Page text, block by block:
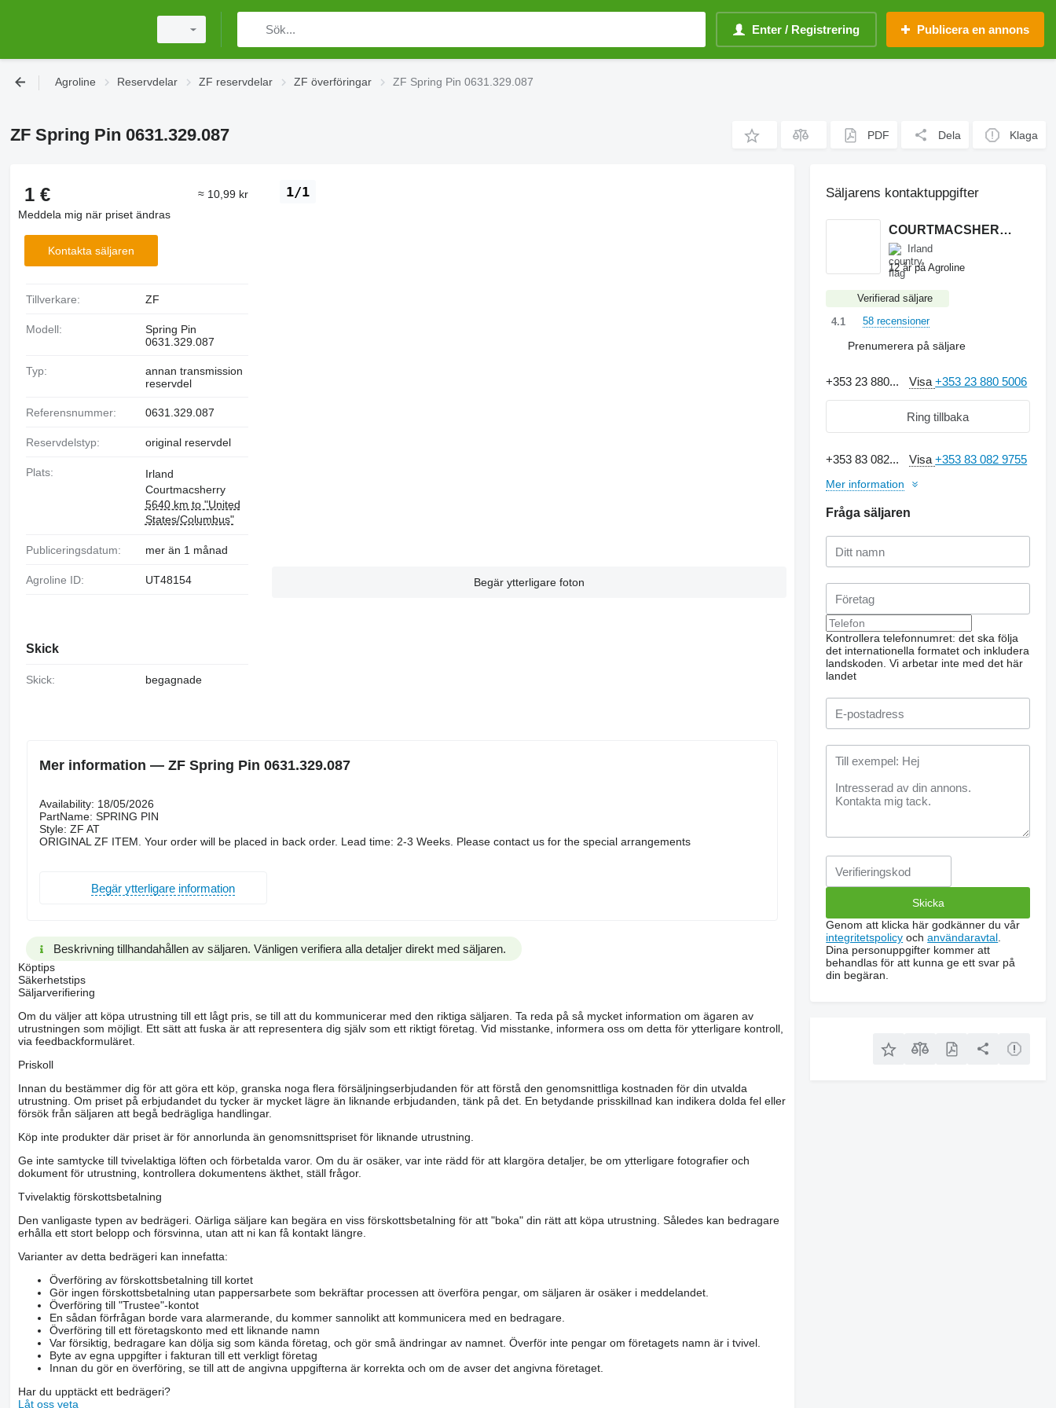
Enter / Registrering Publicera en annons
Agroline Reservdelar ZF reservdelar ZF överföringar ZF Spring Pin 0631.329.087
ZF Spring Pin 0631.329.087 PDF Dela Klaga
1/1
Begär ytterligare foton
1 €
≈ 10,99 kr
Meddela mig när priset ändras
Kontakta säljaren
Tillverkare: ZF
Modell:
Spring Pin
0631.329.087
Typ:
annan transmission
reservdel
Referensnummer: 0631.329.087
Reservdelstyp: original reservdel
Plats:
Irland
Courtmacsherry
5640 km to "United
States/Columbus"
Publiceringsdatum: mer än 1 månad
Agroline ID: UT48154
Skick
Skick: begagnade
Mer information — ZF Spring Pin 0631.329.087
Availability: 18/05/2026
PartName: SPRING PIN
Style: ZF AT
ORIGINAL ZF ITEM. Your order will be placed in back order. Lead time: 2-3 Weeks. Please contact us for the special arrangements
Begär ytterligare information
Beskrivning tillhandahållen av säljaren. Vänligen verifiera alla detaljer direkt med säljaren.
Köptips
Säkerhetstips
Säljarverifiering
Om du väljer att köpa utrustning till ett lågt pris, se till att du kommunicerar med den riktiga säljaren. Ta reda på så mycket information om ägaren av
utrustningen som möjligt. Ett sätt att fuska är att representera dig själv som ett riktigt företag. Vid misstanke, informera oss om detta för ytterligare kontroll,
via feedbackformuläret.
Priskoll
Innan du bestämmer dig för att göra ett köp, granska noga flera försäljningserbjudanden för att förstå den genomsnittliga kostnaden för din utvalda
utrustning. Om priset på erbjudandet du tycker är mycket lägre än liknande erbjudanden, tänk på det. En betydande prisskillnad kan indikera dolda fel eller
försök från säljaren att begå bedrägliga handlingar.
Köp inte produkter där priset är för annorlunda än genomsnittspriset för liknande utrustning.
Ge inte samtycke till tvivelaktiga löften och förbetalda varor. Om du är osäker, var inte rädd för att klargöra detaljer, be om ytterligare fotografier och
dokument för utrustning, kontrollera dokumentens äkthet, ställ frågor.
Tvivelaktig förskottsbetalning
Den vanligaste typen av bedrägeri. Oärliga säljare kan begära en viss förskottsbetalning för att "boka" din rätt att köpa utrustning. Således kan bedragare
erhålla ett stort belopp och försvinna, utan att ni kan få kontakt längre.
Varianter av detta bedrägeri kan innefatta:
Överföring av förskottsbetalning till kortet
Gör ingen förskottsbetalning utan pappersarbete som bekräftar processen att överföra pengar, om säljaren är osäker i meddelandet.
Överföring till "Trustee"-kontot
En sådan förfrågan borde vara alarmerande, du kommer sannolikt att kommunicera med en bedragare.
Överföring till ett företagskonto med ett liknande namn
Var försiktig, bedragare kan dölja sig som kända företag, och gör små ändringar av namnet. Överför inte pengar om företagets namn är i tvivel.
Byte av egna uppgifter i fakturan till ett verkligt företag
Innan du gör en överföring, se till att de angivna uppgifterna är korrekta och om de avser det angivna företaget.
Har du upptäckt ett bedrägeri?
Låt oss veta
Säljarens kontaktuppgifter
COURTMACSHERRY MACHINERY LTD
Irland
12 år på Agroline
Verifierad säljare
4.1
58 recensioner
Prenumerera på säljare
+353 23 880... Visa+353 23 880 5006
Ring tillbaka
+353 83 082... Visa+353 83 082 9755
Mer information
Fråga säljaren
Kontrollera telefonnumret: det ska följa
det internationella formatet och inkludera
landskoden. Vi arbetar inte med det här
landet
Genom att klicka här godkänner du vår
integritetspolicy ochanvändaravtal
Dina personuppgifter kommer att
behandlas för att kunna ge ett svar på
din begäran.